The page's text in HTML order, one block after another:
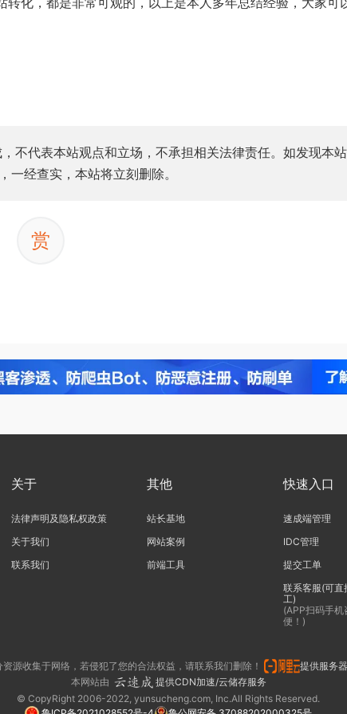
不代表本站观点和立场，不承担相关法律责任。如发现本
经查实，本站将立刻删除。
赏
关于
法律声明及隐私权政策
关于我们
联系我们
其他
站长基地
网站案例
前端工具
快速入口
速成端管理
IDC管理
提交工单
联系客服(可直
工)
(APP扫码手机
便！)
资源收集于网络，若侵犯了您的合法权益，请联系我们删除！
提供服务
本网站由
提供CDN加速/云储存服务
© CopyRight 2006-2022, yunsucheng.com, Inc.All Rights Reserved.